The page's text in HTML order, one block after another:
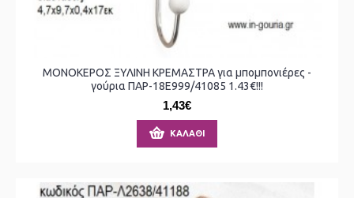
ΜΟΝΟΚΕΡΟΣ ΞΥΛΙΝΗ ΚΡΕΜΑΣΤΡΑ για μπομπονιέρες -
γούρια ΠΑΡ-18Ε999/41085 1.43€!!!
1,43€
ΚΑΛΆΘΙ